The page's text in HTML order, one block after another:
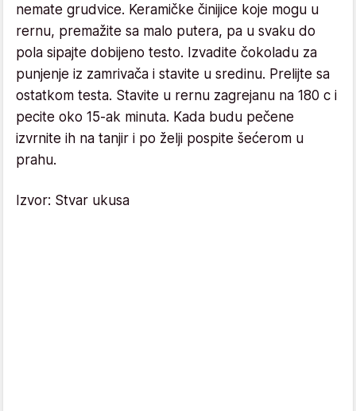
nemate grudvice. Keramičke činijice koje mogu u
rernu, premažite sa malo putera, pa u svaku do
pola sipajte dobijeno testo. Izvadite čokoladu za
punjenje iz zamrivača i stavite u sredinu. Prelijte sa
ostatkom testa. Stavite u rernu zagrejanu na 180 c i
pecite oko 15-ak minuta. Kada budu pečene
izvrnite ih na tanjir i po želji pospite šećerom u
prahu.
Izvor: Stvar ukusa